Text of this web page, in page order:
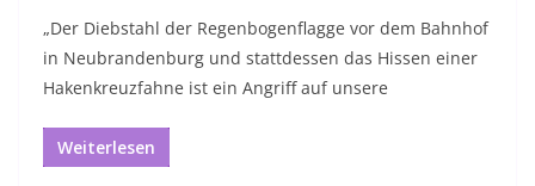
„Der Diebstahl der Regenbogenflagge vor dem Bahnhof
in Neubrandenburg und stattdessen das Hissen einer
Hakenkreuzfahne ist ein Angriff auf unsere
Weiterlesen